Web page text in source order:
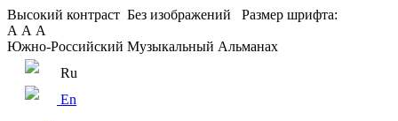
Высокий контраст Без изображений
Размер шрифта:
А А А
Южно-Российский Музыкальный Альманах
Ru
En